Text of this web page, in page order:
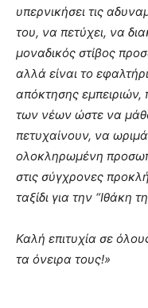
υπερνικήσει τις
του, να πετύχει, να
μοναδικός στίβος
αλλά είναι το
απόκτησης
των νέων ώστε να
πετυχαίνουν, να
ολοκληρωμένη
στις σύγχρονες
ταξίδι για την “Ιθάκη
Καλή επιτυχία σε
τα όνειρα τους!»